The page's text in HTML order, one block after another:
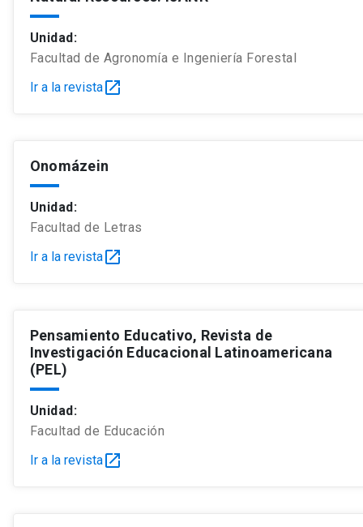
Unidad:
Facultad de Agronomía e Ingeniería Forestal
Ir a la revistaopen_in_new
Onomázein
Unidad:
Facultad de Letras
Ir a la revistaopen_in_new
Pensamiento Educativo, Revista de
Investigación Educacional Latinoamericana
(PEL)
Unidad:
Facultad de Educación
Ir a la revistaopen_in_new